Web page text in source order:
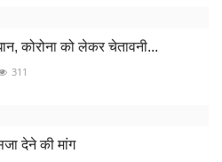
कोरोना को लेकर चेतावनी...
311
देने की मांग